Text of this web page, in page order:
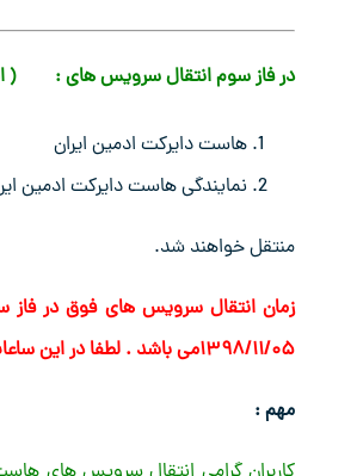
در فاز سوم انتقال سرویس های : (
هاست دایرکت ادمین ایران
نمایندگی هاست دایرکت ادمین
منتقل خواهند شد.
۱۳۹۸/۱۱/۰۵می باشد . لطفا در این ساعات تغییراتی برروی سرویس های خود انجام ندهید.
مهم :